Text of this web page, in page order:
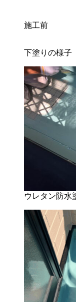
施工前
下塗りの様子
ウレタン防水